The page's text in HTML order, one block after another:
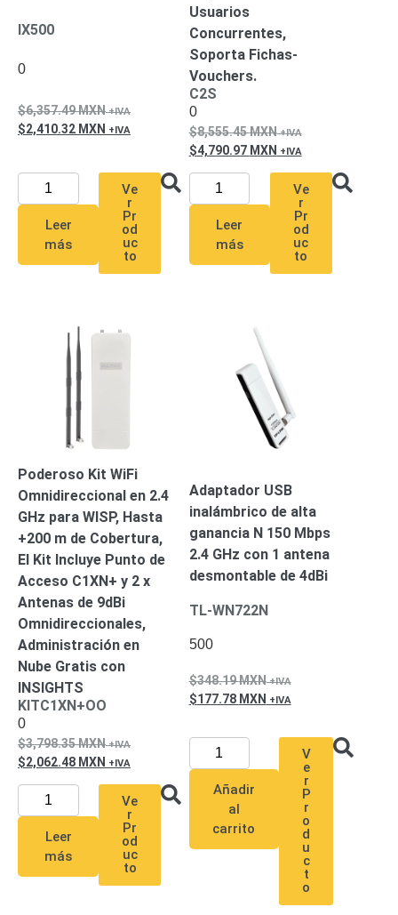
Interfonos
IntercomunicadoresVideoporteros
Videoporteros
IX500
0
6,357.49MXN
2,410.32 MXN
Leer
más
Ve
r
Pr
od
uc
to
Usuarios
Concurrentes,
Soporta Fichas-
Vouchers.
C2S
0
8,555.45MXN
4,790.97 MXN
Leer
más
Ve
r
Pr
od
uc
to
Poderoso Kit WiFi
Omnidireccional en 2.4
GHz para WISP, Hasta
+200 m de Cobertura,
El Kit Incluye Punto de
Acceso C1XN+ y 2 x
Antenas de 9dBi
Omnidireccionales,
Administración en
Nube Gratis con
INSIGHTS
KITC1XN+OO
0
3,798.35MXN
2,062.48 MXN
Leer
más
Ve
r
Pr
od
uc
to
Adaptador USB
inalámbrico de alta
ganancia N 150 Mbps
2.4 GHz con 1 antena
desmontable de 4dBi
TL-WN722N
500
348.19MXN
177.78 MXN
Añadir
al
carrito
V
e
r
P
r
o
d
u
c
t
o